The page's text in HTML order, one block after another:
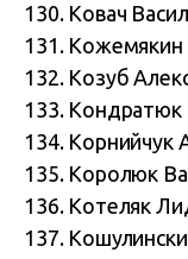
130. Ковач
131. Кожемякин
132. Козуб
133. Кондратюк
134. Корнийчук
135. Королюк
136. Котеляк
137.